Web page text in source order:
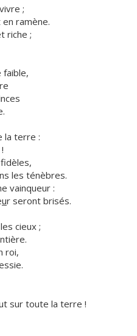
;
ramène.
riche ;
faible,
la terre :
les ténèbres.
vainqueur :
ur seront brisés.
cieux ;
roi,
sur toute la terre !